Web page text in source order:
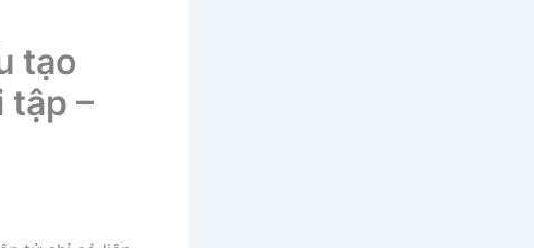
tạo
tập –